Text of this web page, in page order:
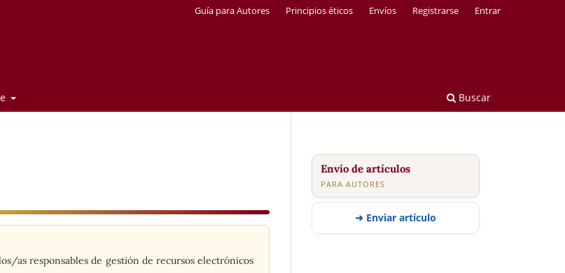
Buscar
Guía para Autores Principios éticos Envíos Registrarse Entrar
as responsables de gestión de recursos electrónicos
Envío de artículos
PARA AUTORES
➜ Enviar artículo